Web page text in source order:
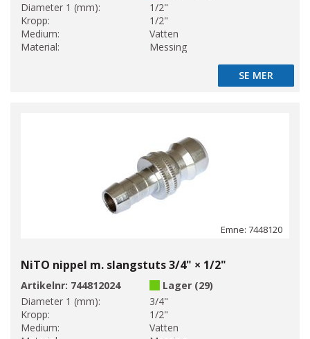
Diameter 1 (mm):
1/2"
Kropp:
1/2"
Medium:
Vatten
Material:
Messing
SE MER
SE MER
Emne: 7448120
NiTO nippel m. slangstuts 3/4" × 1/2"
Artikelnr: 744812024
Lager (29)
Diameter 1 (mm):
3/4"
Kropp:
1/2"
Medium:
Vatten